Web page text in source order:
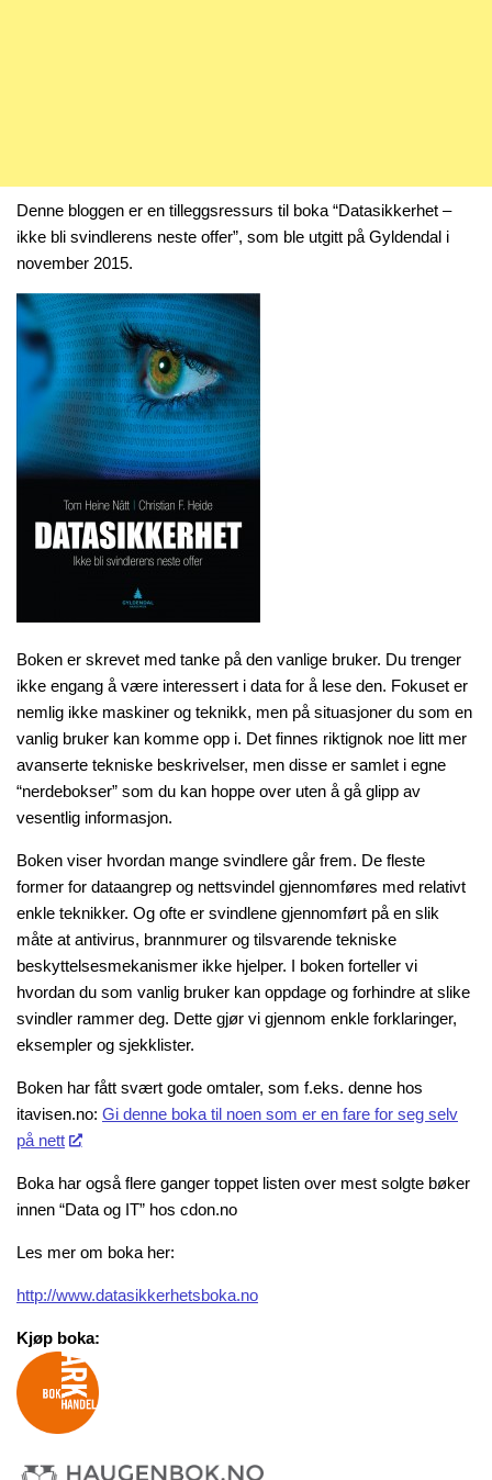
Denne bloggen er en tilleggsressurs til boka “Datasikkerhet –
ikke bli svindlerens neste offer”, som ble utgitt på Gyldendal i
november 2015.
Boken er skrevet med tanke på den vanlige bruker. Du trenger
ikke engang å være interessert i data for å lese den. Fokuset er
nemlig ikke maskiner og teknikk, men på situasjoner du som en
vanlig bruker kan komme opp i. Det finnes riktignok noe litt mer
avanserte tekniske beskrivelser, men disse er samlet i egne
“nerdebokser” som du kan hoppe over uten å gå glipp av
vesentlig informasjon.
Boken viser hvordan mange svindlere går frem. De fleste
former for dataangrep og nettsvindel gjennomføres med relativt
enkle teknikker. Og ofte er svindlene gjennomført på en slik
måte at antivirus, brannmurer og tilsvarende tekniske
beskyttelsesmekanismer ikke hjelper. I boken forteller vi
hvordan du som vanlig bruker kan oppdage og forhindre at slike
svindler rammer deg. Dette gjør vi gjennom enkle forklaringer,
eksempler og sjekklister.
Boken har fått svært gode omtaler, som f.eks. denne hos
itavisen.no: Gi denne boka til noen som er en fare for seg selv
på nett
Boka har også flere ganger toppet listen over mest solgte bøker
innen “Data og IT” hos cdon.no
Les mer om boka her:
http://www.datasikkerhetsboka.no
Kjøp boka: